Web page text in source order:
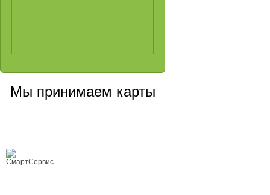
Мы принимаем карты